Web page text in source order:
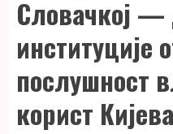
Словачкој
институције
послушност
корист Кијева